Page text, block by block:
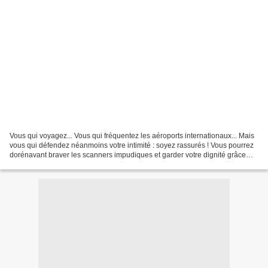
Vous qui voyagez... Vous qui fréquentez les aéroports internationaux... Mais
vous qui défendez néanmoins votre intimité : soyez rassurés ! Vous pourrez
dorénavant braver les scanners impudiques et garder votre dignité grâce